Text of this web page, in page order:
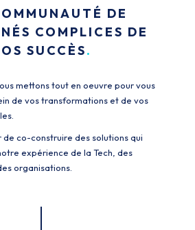
DE
COMPLICES DE
SUCCÈS
mettons tout en oeuvre pour vous
de vos transformations et de vos
de co-construire des solutions qui
expérience de la Tech, des
organisations.